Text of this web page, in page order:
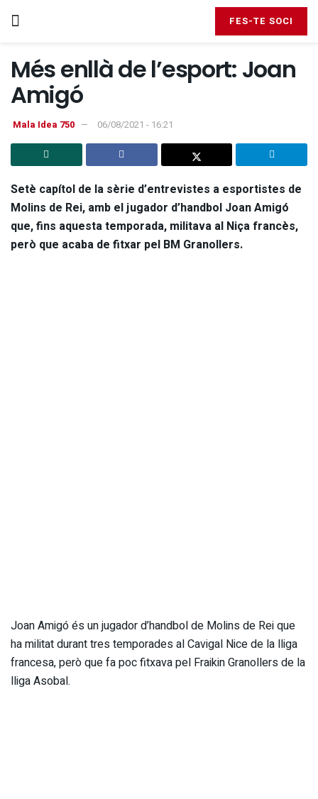
FES-TE SOCI
Més enllà de l’esport: Joan
Amigó
Mala Idea 750 06/08/2021 - 16:21
Setè capítol de la sèrie d’entrevistes a esportistes de
Molins de Rei, amb el jugador d’handbol Joan Amigó
que, fins aquesta temporada, militava al Niça francès,
però que acaba de fitxar pel BM Granollers.
Joan Amigó és un jugador d’handbol de Molins de Rei que
ha militat durant tres temporades al Cavigal Nice de la lliga
francesa, però que fa poc fitxava pel Fraikin Granollers de la
lliga Asobal.